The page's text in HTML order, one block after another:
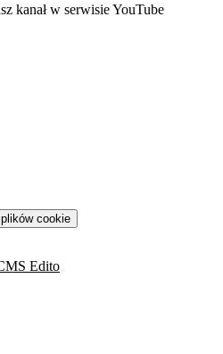
w nowej karcie
kanał w serwisie YouTube
cookie
Edito